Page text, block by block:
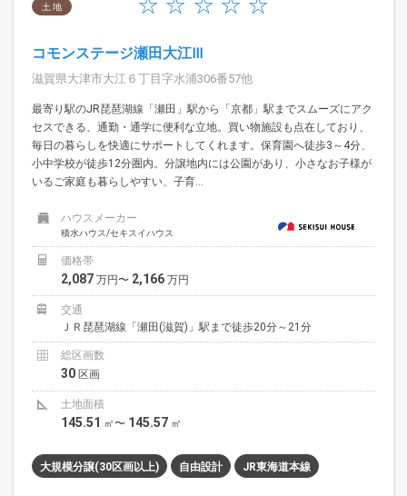
土 地
コモンステージ瀬田大江Ⅲ
滋賀県大津市大江６丁目字水浦306番57他
最寄り駅のJR琵琶湖線「瀬田」駅から「京都」駅までスムーズにアク
セスできる、通勤・通学に便利な立地。買い物施設も点在しており、
毎日の暮らしを快適にサポートしてくれます。保育園へ徒歩3～4分、
小中学校が徒歩12分圏内。分譲地内には公園があり、小さなお子様が
いるご家庭も暮らしやすい、子育...
ハウスメーカー
積水ハウス/セキスイハウス
価格帯
2,087 万円〜 2,166 万円
交通
ＪＲ琵琶湖線「瀬田(滋賀)」駅まで徒歩20分～21分
総区画数
30 区画
土地面積
145.51 ㎡〜 145.57 ㎡
大規模分譲(30区画以上) 自由設計 JR東海道本線